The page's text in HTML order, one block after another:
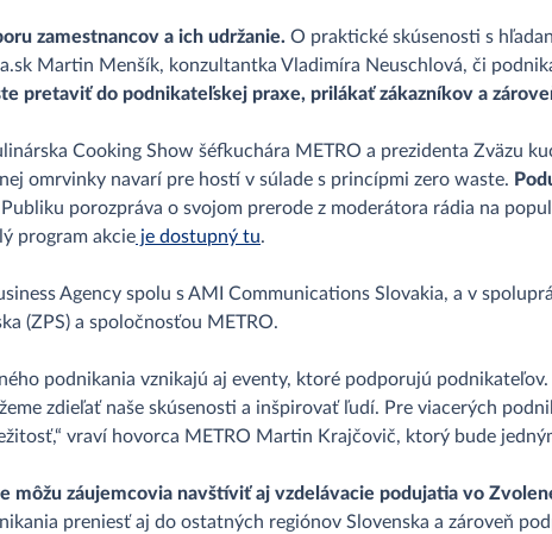
zamestnancov a ich udržanie. O praktické skúsenosti s
Martin Menšík, konzultantka Vladimíra Neuschlová, či
pretaviť do podnikateľskej praxe, prilákať zákazníkov a
Cooking Show šéfkuchára METRO a prezidenta Zväzu
omrvinky navarí pre hostí v súlade s princípmi zero waste.
Publiku porozpráva o svojom prerode z moderátora rádia na
program akcie je dostupný tu.
Agency spolu s AMI Communications Slovakia, a v
(ZPS) a spoločnosťou METRO.
podnikania vznikajú aj eventy, ktoré podporujú
zdieľať naše skúsenosti a inšpirovať ľudí. Pre viacerých
vraví hovorca METRO Martin Krajčovič, ktorý bude
záujemcovia navštíviť aj vzdelávacie podujatia vo
preniesť aj do ostatných regiónov Slovenska a zároveň